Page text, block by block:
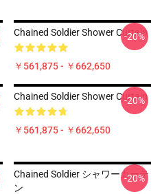
Chained Soldier Shower Curtain
￥561,875 - ￥662,650
-20%
Chained Soldier Shower Curtain
￥561,875 - ￥662,650
-20%
Chained Soldier シャワーカーテ
ン
-20%